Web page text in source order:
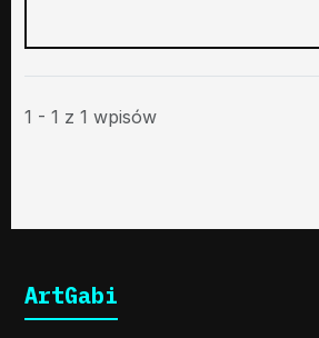
1 - 1 z 1 wpisów
ArtGabi